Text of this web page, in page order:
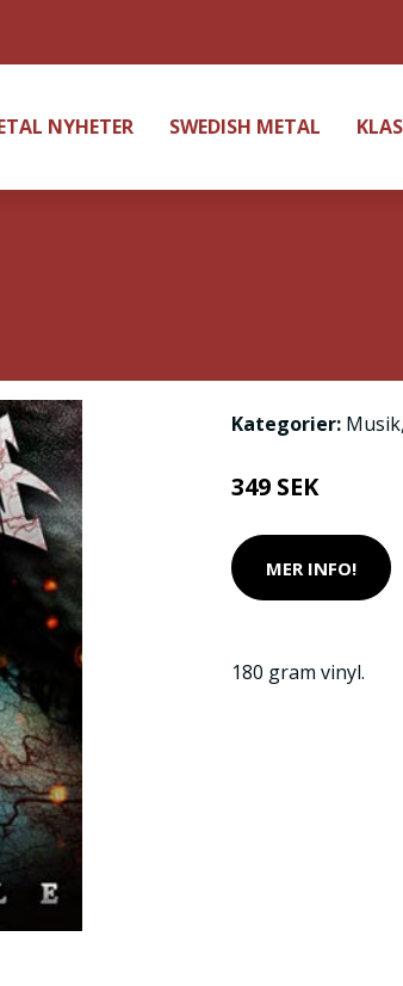
NYHETER SWEDISH METAL
Kategorier: Musik,
349 SEK
MER INFO!
180 gram vinyl.